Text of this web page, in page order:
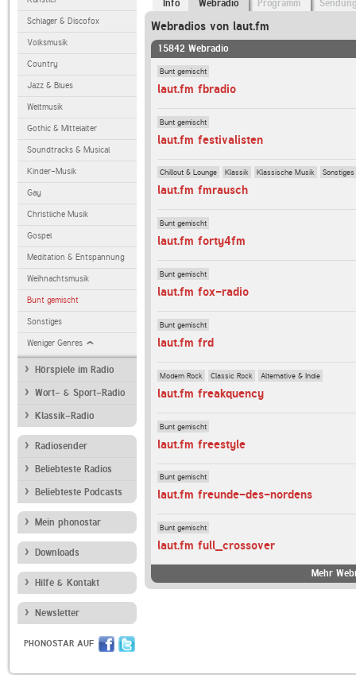
Schlager & Discofox
Volksmusik
Country
Jazz & Blues
Weltmusik
Gothic & Mittelalter
Soundtracks & Musical
Kinder-Musik
Gay
Christliche Musik
Gospel
Meditation & Entspannung
Weihnachtsmusik
Bunt gemischt
Sonstiges
Weniger Genres
Hörspiele im Radio
Wort- & Sport-Radio
Klassik-Radio
Radiosender
Beliebteste Radios
Beliebteste Podcasts
Mein phonostar
Downloads
Hilfe & Kontakt
Newsletter
PHONOSTAR AUF
Info Webradio Programm
Webradios von laut.fm
15842 Webradio
Bunt gemischt
laut.fm fbradio
Bunt gemischt
laut.fm festivalisten
Chillout & Lounge Klassik Klassische Musik Sonstiges
laut.fm fmrausch
Bunt gemischt
laut.fm forty4fm
Bunt gemischt
laut.fm fox-radio
Bunt gemischt
laut.fm frd
Modern Rock Classic Rock Alternative & Indie
laut.fm freakquency
Bunt gemischt
laut.fm freestyle
Bunt gemischt
laut.fm freunde-des-nordens
Bunt gemischt
laut.fm full_crossover
Mehr